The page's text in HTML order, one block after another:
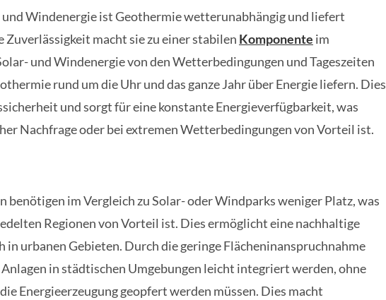
und Windenergie ist Geothermie wetterunabhängig und liefert
Zuverlässigkeit macht sie zu einer stabilen Komponente im
und Windenergie von den Wetterbedingungen und Tageszeiten
rund um die Uhr und das ganze Jahr über Energie liefern. Dies
und sorgt für eine konstante Energieverfügbarkeit, was
Nachfrage oder bei extremen Wetterbedingungen von Vorteil ist.
benötigen im Vergleich zu Solar- oder Windparks weniger Platz, was
Regionen von Vorteil ist. Dies ermöglicht eine nachhaltige
in urbanen Gebieten. Durch die geringe Flächeninanspruchnahme
in städtischen Umgebungen leicht integriert werden, ohne
Energieerzeugung geopfert werden müssen. Dies macht